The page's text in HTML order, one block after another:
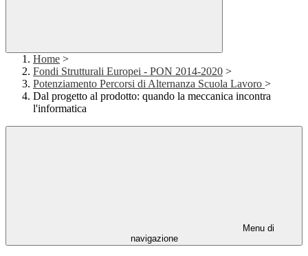
Home >
Fondi Strutturali Europei - PON 2014-2020 >
Potenziamento Percorsi di Alternanza Scuola Lavoro >
Dal progetto al prodotto: quando la meccanica incontra
l'informatica
Menu di
navigazione